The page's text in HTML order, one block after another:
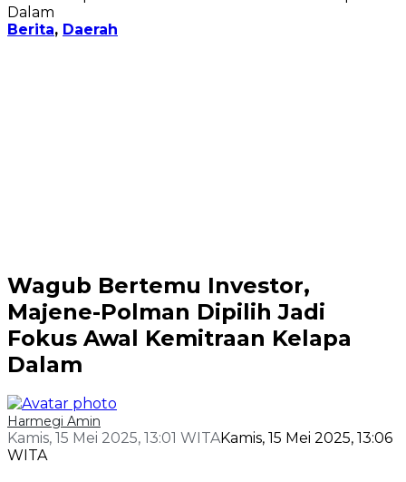
Dalam
Berita, Daerah
Wagub Bertemu Investor,
Majene-Polman Dipilih Jadi
Fokus Awal Kemitraan Kelapa
Dalam
Harmegi Amin
Kamis, 15 Mei 2025, 13:01 WITAKamis, 15 Mei 2025, 13:06
WITA